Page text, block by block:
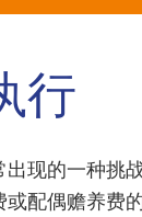
行
出现的一种挑
配偶赡养费